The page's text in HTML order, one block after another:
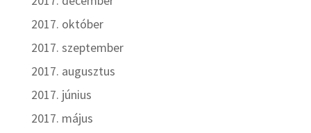
2017. október
2017. szeptember
2017. augusztus
2017. június
2017. május